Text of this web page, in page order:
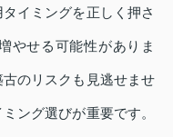
イミングを正しく押さ
やせる可能性がありま
のリスクも見逃せませ
ング選びが重要です。